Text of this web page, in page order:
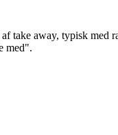
away, typisk med
med".